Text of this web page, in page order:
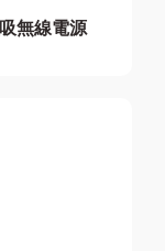
無線電源